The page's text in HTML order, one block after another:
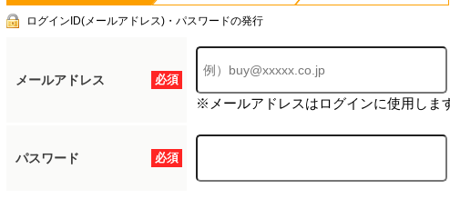
ログインID(メールアドレス)・パスワードの発行
必須
メールアドレス
※メールアドレスはログインに使用しま
必須
パスワード